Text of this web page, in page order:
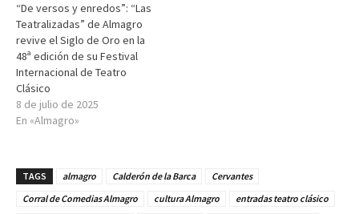
“De versos y enredos”: “Las
Teatralizadas” de Almagro
revive el Siglo de Oro en la
48ª edición de su Festival
Internacional de Teatro
Clásico
8 de julio de 2025
En «Almagro»
TAGS almagro Calderón de la Barca
Cervantes
Corral de Comedias Almagro
cultura Almagro
entradas teatro clásico